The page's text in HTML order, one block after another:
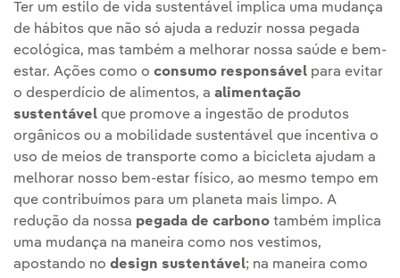
Ter um estilo de vida sustentável implica uma mudança
de hábitos que não só ajuda a reduzir nossa pegada
ecológica, mas também a melhorar nossa saúde e bem-
estar. Ações como o consumo responsável para evitar
o desperdício de alimentos, a alimentação
sustentável que promove a ingestão de produtos
orgânicos ou a mobilidade sustentável que incentiva o
uso de meios de transporte como a bicicleta ajudam a
melhorar nosso bem-estar físico, ao mesmo tempo em
que contribuímos para um planeta mais limpo. A
redução da nossa pegada de carbono também implica
uma mudança na maneira como nos vestimos,
apostando no design sustentável; na maneira como